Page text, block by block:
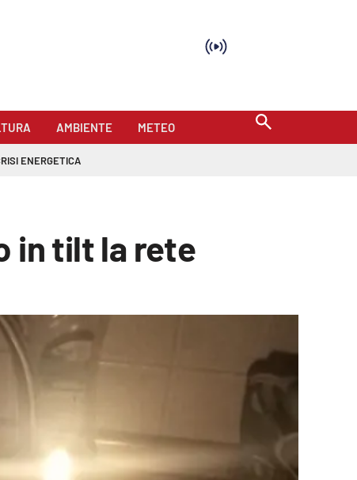
AMBIENTE METEO
ENERGETICA
in tilt la rete